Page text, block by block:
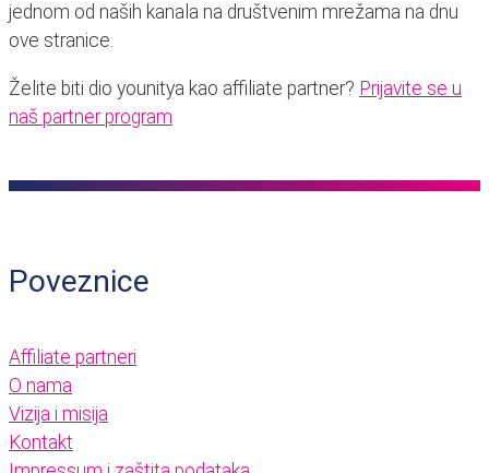
jednom od naših kanala na društvenim mrežama na dnu
ove stranice.
Želite biti dio younitya kao affiliate partner? Prijavite se u
naš partner program
Poveznice
Affiliate partneri
O nama
Vizija i misija
Kontakt